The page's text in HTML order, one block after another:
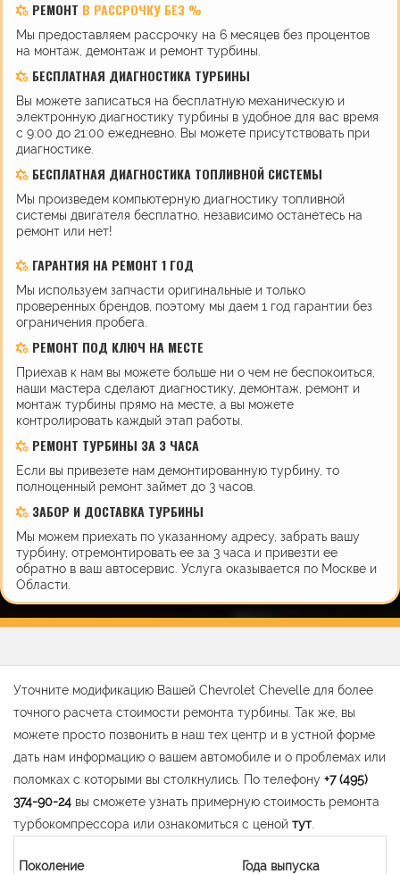
РЕМОНТ В РАССРОЧКУ БЕЗ %
Мы предоставляем рассрочку на 6 месяцев без процентов
на монтаж, демонтаж и ремонт турбины.
БЕСПЛАТНАЯ ДИАГНОСТИКА ТУРБИНЫ
Вы можете записаться на бесплатную механическую и
электронную диагностику турбины в удобное для вас время
с 9:00 до 21:00 ежедневно. Вы можете присутствовать при
диагностике.
БЕСПЛАТНАЯ ДИАГНОСТИКА ТОПЛИВНОЙ СИСТЕМЫ
Мы произведем компьютерную диагностику топливной
системы двигателя бесплатно, независимо останетесь на
ремонт или нет!
ГАРАНТИЯ НА РЕМОНТ 1 ГОД
Мы используем запчасти оригинальные и только
проверенных брендов, поэтому мы даем 1 год гарантии без
ограничения пробега.
РЕМОНТ ПОД КЛЮЧ НА МЕСТЕ
Приехав к нам вы можете больше ни о чем не беспокоиться,
наши мастера сделают диагностику, демонтаж, ремонт и
монтаж турбины прямо на месте, а вы можете
контролировать каждый этап работы.
РЕМОНТ ТУРБИНЫ ЗА 3 ЧАСА
Если вы привезете нам демонтированную турбину, то
полноценный ремонт займет до 3 часов.
ЗАБОР И ДОСТАВКА ТУРБИНЫ
Мы можем приехать по указанному адресу, забрать вашу
турбину, отремонтировать ее за 3 часа и привезти ее
обратно в ваш автосервис. Услуга оказывается по Москве и
Области.
Уточните модификацию Вашей Chevrolet Chevelle для более
точного расчета стоимости ремонта турбины. Так же, вы
можете просто позвонить в наш тех центр и в устной форме
дать нам информацию о вашем автомобиле и о проблемах или
поломках с которыми вы столкнулись. По телефону +7 (495)
374-90-24 вы сможете узнать примерную стоимость ремонта
турбокомпрессора или ознакомиться с ценой тут
Поколение
Года выпуска